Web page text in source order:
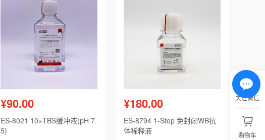
¥90.00
ES-8021 10×TBS缓冲液(pH 7.
5)
¥180.00
ES-8794 1-Step 免封闭WB抗
体稀释液
关注微信
购物车